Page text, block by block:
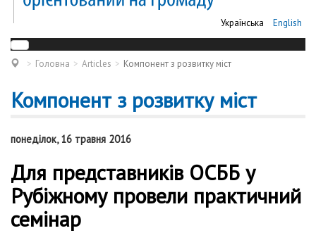
Українська English
Головна Articles Компонент з розвитку міст
Компонент з розвитку міст
понеділок, 16 травня 2016
Для представників ОСББ у
Рубіжному провели практичний
семінар